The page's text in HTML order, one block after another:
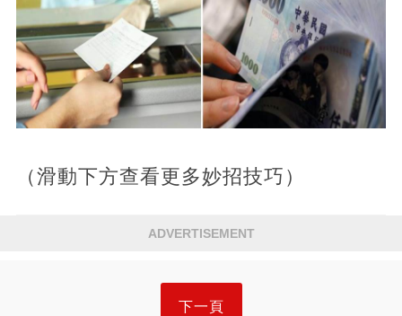
（滑動下方查看更多妙招技巧）
ADVERTISEMENT
下一頁